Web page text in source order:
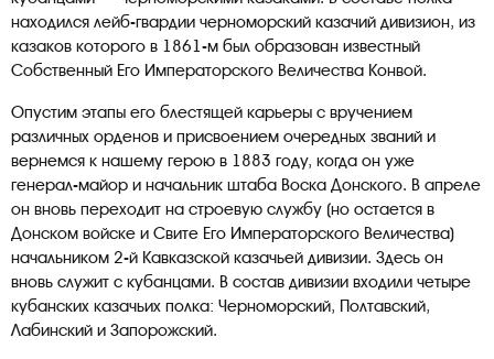
находился лейб-гвардии черноморский казачий дивизион, из
казаков которого в 1861-м был образован известный
Собственный Его Императорского Величества Конвой.
Опустим этапы его блестящей карьеры с вручением
различных орденов и присвоением очередных званий и
вернемся к нашему герою в 1883 году, когда он уже
генерал-майор и начальник штаба Воска Донского. В апреле
он вновь переходит на строевую службу (но остается в
Донском войске и Свите Его Императорского Величества)
начальником 2-й Кавказской казачьей дивизии. Здесь он
вновь служит с кубанцами. В состав дивизии входили четыре
кубанских казачьих полка: Черноморский, Полтавский,
Лабинский и Запорожский.